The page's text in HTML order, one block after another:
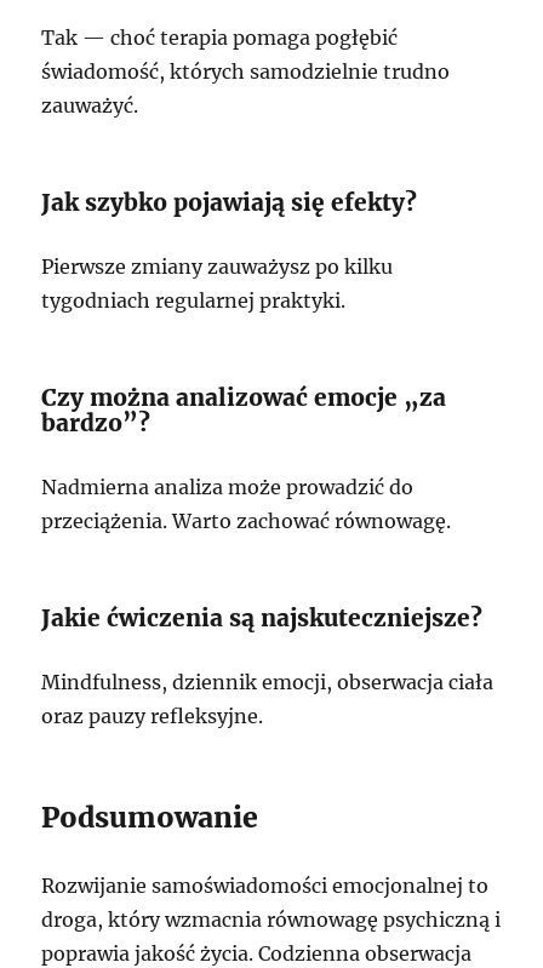
Tak — choć terapia pomaga pogłębić
świadomość, których samodzielnie trudno
zauważyć.
Jak szybko pojawiają się efekty?
Pierwsze zmiany zauważysz po kilku
tygodniach regularnej praktyki.
Czy można analizować emocje „za
bardzo”?
Nadmierna analiza może prowadzić do
przeciążenia. Warto zachować równowagę.
Jakie ćwiczenia są najskuteczniejsze?
Mindfulness, dziennik emocji, obserwacja ciała
oraz pauzy refleksyjne.
Podsumowanie
Rozwijanie samoświadomości emocjonalnej to
droga, który wzmacnia równowagę psychiczną i
poprawia jakość życia. Codzienna obserwacja